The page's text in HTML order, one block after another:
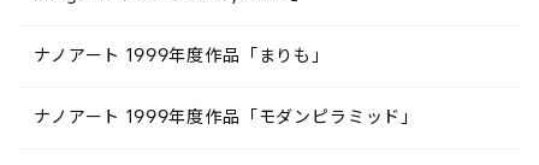
ナノアート 1999年度作品「まりも」
ナノアート 1999年度作品「モダンピラミッド」